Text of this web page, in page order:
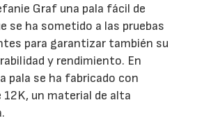
Graf una pala fácil de
se ha sometido a las pruebas
para garantizar también su
y rendimiento. En
pala se ha fabricado con
12K, un material de alta